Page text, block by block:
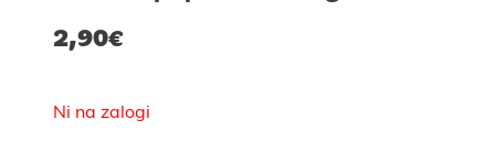
2,90€
Ni na zalogi